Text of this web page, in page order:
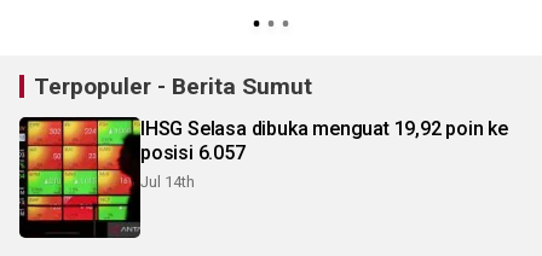
Terpopuler - Berita Sumut
IHSG Selasa dibuka menguat 19,92 poin ke
posisi 6.057
Jul 14th